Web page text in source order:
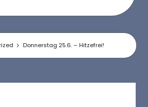
Donnerstag 25.6. – Hitzefrei!